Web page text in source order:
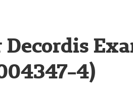
Decordis
4)